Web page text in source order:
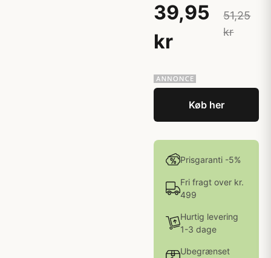
39,95
kr
51,25
kr
Køb her
Prisgaranti -5%
Fri fragt over kr.
499
Hurtig levering
1-3 dage
Ubegrænset